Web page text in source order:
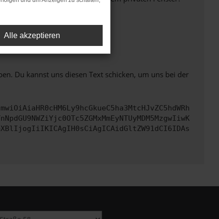
mehr unterstützt werden.
Du kannst uns diesen Text schicken, um uns bei der
Alle akzeptieren